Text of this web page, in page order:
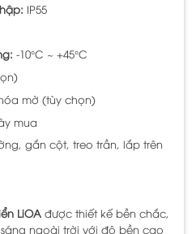
IP55
-10°C ~ +45°C
mờ (tùy chọn)
mua
gắn cột, treo trần, lắp trên
LiOAđược thiết kế bền chắc,
ngoài trời với độ bền cao